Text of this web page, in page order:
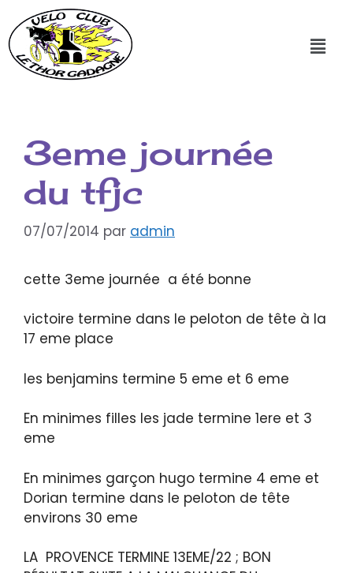
3eme journée
du tfjc
07/07/2014 par admin
cette 3eme journée a été bonne
victoire termine dans le peloton de tête à la
17 eme place
les benjamins termine 5 eme et 6 eme
En minimes filles les jade termine 1ere et 3
eme
En minimes garçon hugo termine 4 eme et
Dorian termine dans le peloton de tête
environs 30 eme
LA PROVENCE TERMINE 13EME/22 ; BON